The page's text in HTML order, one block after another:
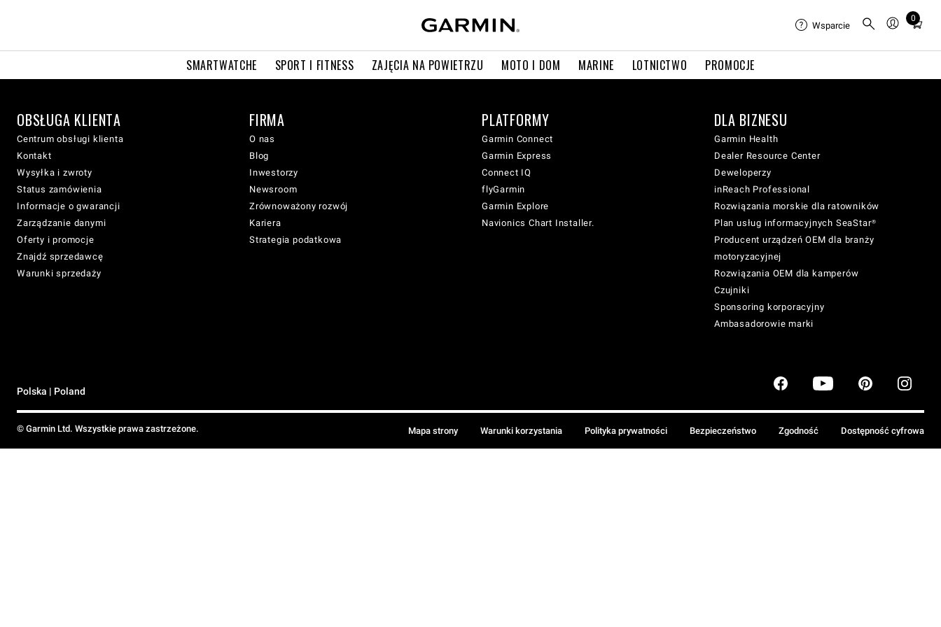
SMARTWATCHE SPORT I FITNESS ZAJĘCIA NA POWIETRZU MOTO I DOM MARINE LOTNICTWO PROMOCJE
Wsparcie
0
Total
cart:
OBSŁUGA KLIENTA
Centrum obsługi klienta
Kontakt
Wysyłka i zwroty
Status zamówienia
Informacje o gwarancji
Zarządzanie danymi
Oferty i promocje
Znajdź sprzedawcę
Warunki sprzedaży
FIRMA
O nas
Blog
Inwestorzy
Newsroom
Zrównoważony rozwój
Kariera
Strategia podatkowa
PLATFORMY
Garmin Connect
Garmin Express
Connect IQ
flyGarmin
Garmin Explore
Navionics Chart Installer.
DLA BIZNESU
Garmin Health
Dealer Resource Center
Deweloperzy
inReach Professional
Rozwiązania morskie dla ratowników
Plan usług informacyjnych SeaStar®
Producent urządzeń OEM dla branży
motoryzacyjnej
Rozwiązania OEM dla kamperów
Czujniki
Sponsoring korporacyjny
Ambasadorowie marki
Polska | Poland
© Garmin Ltd. Wszystkie prawa zastrzeżone. Mapa strony Warunki korzystania Polityka prywatności Bezpieczeństwo Zgodność Dostępność cyfrowa